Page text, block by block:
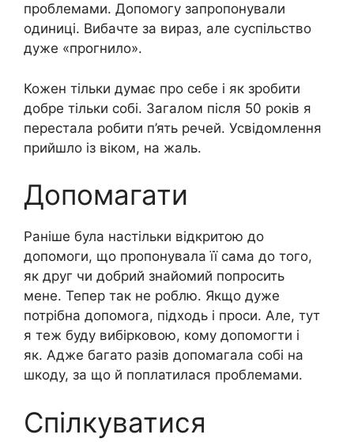
проблемами. Допомогу запропонували
одиниці. Вибачте за вираз, але суспільство
дуже «прогнило».
Кожен тільки думає про себе і як зробити
добре тільки собі. Загалом після 50 років я
перестала робити п’ять речей. Усвідомлення
прийшло із віком, на жаль.
Допомагати
Раніше була настільки відкритою до
допомоги, що пропонувала її сама до того,
як друг чи добрий знайомий попросить
мене. Тепер так не роблю. Якщо дуже
потрібна допомога, підходь і проси. Але, тут
я теж буду вибірковою, кому допомогти і
як. Адже багато разів допомагала собі на
шкоду, за що й поплатилася проблемами.
Спілкуватися